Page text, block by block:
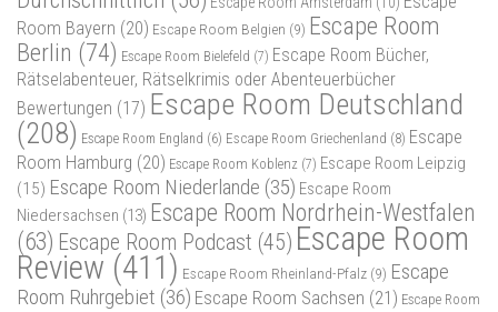
Room Bayern (20) Escape Room Belgien (9) Escape Room
Berlin (74) Escape Room Bielefeld (7) Escape Room Bücher,
Rätselabenteuer, Rätselkrimis oder Abenteuerbücher
Bewertungen (17) Escape Room Deutschland
(208) Escape Room England (6) Escape Room Griechenland (8) Escape
Room Hamburg (20) Escape Room Koblenz (7) Escape Room Leipzig
(15) Escape Room Niederlande (35) Escape Room
Niedersachsen (13) Escape Room Nordrhein-Westfalen
(63) Escape Room Podcast (45) Escape Room
Review (411) Escape Room Rheinland-Pfalz (9) Escape
Room Ruhrgebiet (36) Escape Room Sachsen (21) Escape Room